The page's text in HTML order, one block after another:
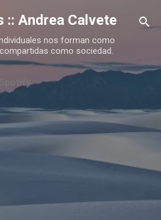
contenido principal
:: Andrea Calvete
nos forman como
como sociedad.